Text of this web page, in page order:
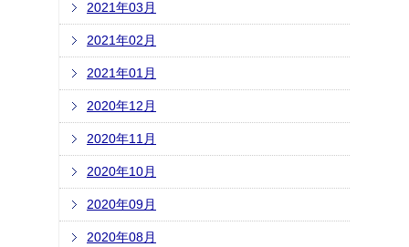
2021年03月
2021年02月
2021年01月
2020年12月
2020年11月
2020年10月
2020年09月
2020年08月